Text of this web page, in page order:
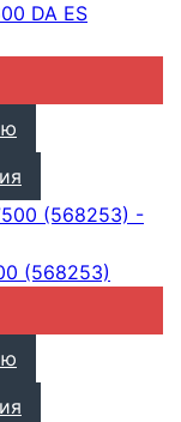
DA ES
(568253)